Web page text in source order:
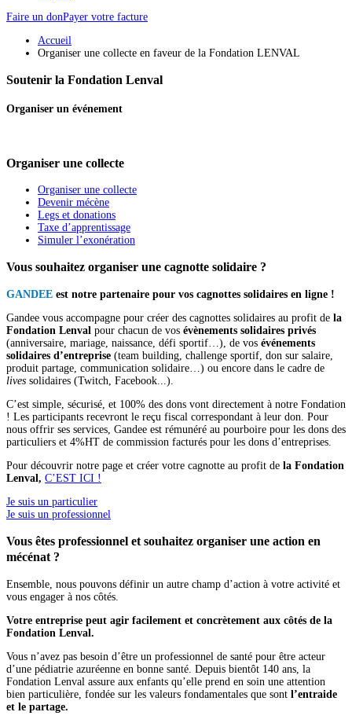
Faire un donPayer votre facture
Accueil
Organiser une collecte en faveur de la Fondation LENVAL
Soutenir la Fondation Lenval
Organiser un événement
Organiser une collecte
Organiser une collecte
Devenir mécène
Legs et donations
Taxe d’apprentissage
Simuler l’exonération
Vous souhaitez organiser une cagnotte solidaire ?
GANDEE est notre partenaire pour vos cagnottes solidaires en ligne !
Gandee vous accompagne pour créer des cagnottes solidaires au profit de la
Fondation Lenval pour chacun de vos évènements solidaires privés
(anniversaire, mariage, naissance, défi sportif…), de vos événements
solidaires d’entreprise (team building, challenge sportif, don sur salaire,
produit partage, communication solidaire…) ou encore dans le cadre de
lives solidaires (Twitch, Facebook...).
C’est simple, sécurisé, et 100% des dons vont directement à notre Fondation
! Les participants recevront le reçu fiscal correspondant à leur don. Pour
nous offrir ses services, Gandee est rémunéré au pourboire pour les dons des
particuliers et 4%HT de commission facturés pour les dons d’entreprises.
Pour découvrir notre page et créer votre cagnotte au profit de la Fondation
Lenval, C’EST ICI !
Je suis un particulier
Je suis un professionnel
Vous êtes professionnel et souhaitez organiser une action en
mécénat ?
Ensemble, nous pouvons définir un autre champ d’action à votre activité et
vous engager à nos côtés.
Votre entreprise peut agir facilement et concrètement aux côtés de la
Fondation Lenval.
Vous n’avez pas besoin d’être un professionnel de santé pour être acteur
d’une pédiatrie azuréenne en bonne santé. Depuis bientôt 140 ans, la
Fondation Lenval assure aux enfants qu’elle prend en soin une attention
bien particulière, fondée sur les valeurs fondamentales que sont l’entraide
et le partage.